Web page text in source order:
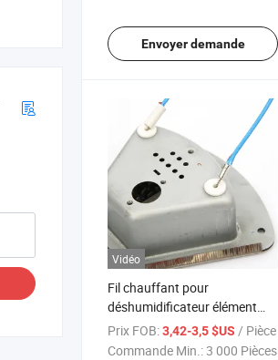
Envoyer demande
Vidéo
Fil chauffant pour
déshumidificateur élément
chauffant électrique pour
déshumidificateur
Prix FOB:3,42-3,5 $US / Pièce
Commande Min.:3 000 Pièces